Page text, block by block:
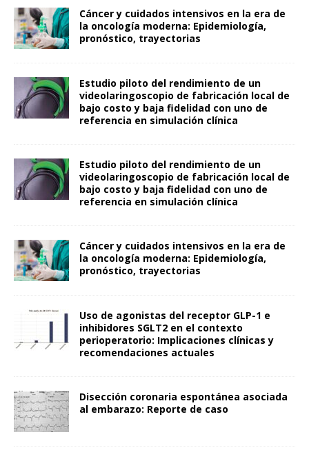
Cáncer y cuidados intensivos en la era de
la oncología moderna: Epidemiología,
pronóstico, trayectorias
Estudio piloto del rendimiento de un
videolaringoscopio de fabricación local de
bajo costo y baja fidelidad con uno de
referencia en simulación clínica
Estudio piloto del rendimiento de un
videolaringoscopio de fabricación local de
bajo costo y baja fidelidad con uno de
referencia en simulación clínica
Cáncer y cuidados intensivos en la era de
la oncología moderna: Epidemiología,
pronóstico, trayectorias
Uso de agonistas del receptor GLP-1 e
inhibidores SGLT2 en el contexto
perioperatorio: Implicaciones clínicas y
recomendaciones actuales
Disección coronaria espontánea asociada
al embarazo: Reporte de caso